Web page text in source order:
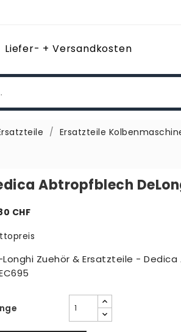
Liefer- + Versandkosten
Ersatzteile
Abtropfblech
CHF
Longhi Zuehör & Ersatzteile -